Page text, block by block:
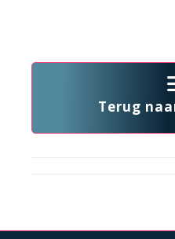
Terug